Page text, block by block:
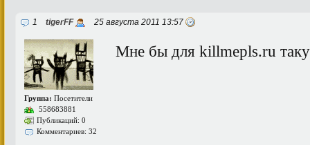
1 tigerFF 25 августа 2011 13:57
Группа: Посетители
558683881
Публикаций: 0
Комментариев: 32
Мне бы для killmepls.ru